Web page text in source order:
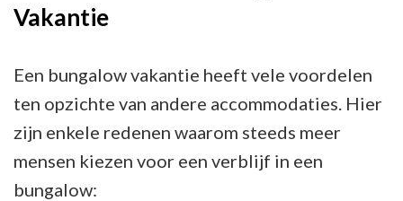
Vakantie
Een bungalow vakantie heeft vele voordelen
ten opzichte van andere accommodaties. Hier
zijn enkele redenen waarom steeds meer
mensen kiezen voor een verblijf in een
bungalow: